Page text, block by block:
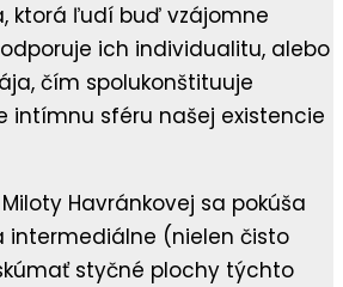
ktorá ľudí buď vzájomne
ich individualitu, alebo
čím spolukonštituuje
intímnu sféru našej existencie
Havránkovej sa pokúša
intermediálne (nielen čisto
styčné plochy týchto